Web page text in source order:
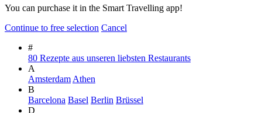
You can purchase it in the Smart Travelling app!
Continue to free selection Cancel
#
80 Rezepte aus unseren liebsten Restaurants
A
Amsterdam Athen
B
Barcelona Basel Berlin Brüssel
D